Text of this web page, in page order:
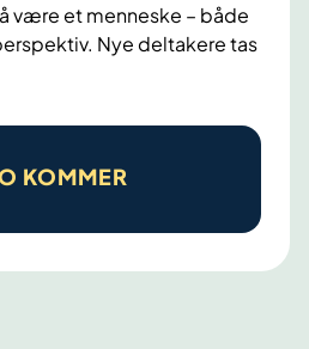
være et menneske – både
Nye deltakere tas
KOMMER